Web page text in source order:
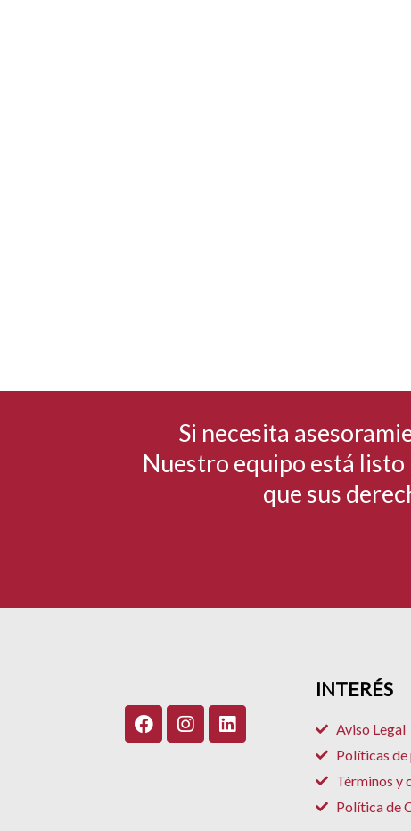
Si necesita
Nuestro equipo está listo
que sus
F
a
I
n
L
i
INTERÉS
Aviso Legal
Políticas
Términos y
Política de